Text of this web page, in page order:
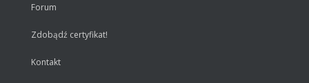
Forum
Zdobądź certyfikat!
Kontakt